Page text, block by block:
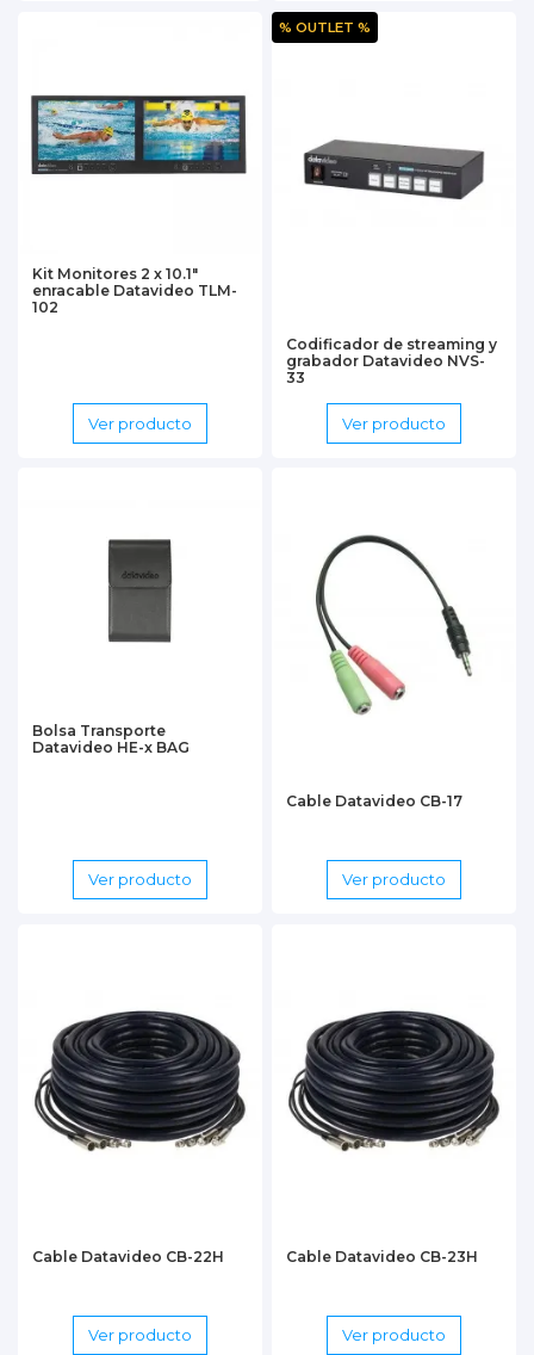
Kit Monitores 2 x 10.1"
enracable Datavideo TLM-
102
Ver producto
Codificador de streaming y
grabador Datavideo NVS-
33
Ver producto
% OUTLET %
Bolsa Transporte
Datavideo HE-x BAG
Ver producto
Cable Datavideo CB-17
Ver producto
Cable Datavideo CB-22H
Ver producto
Cable Datavideo CB-23H
Ver producto